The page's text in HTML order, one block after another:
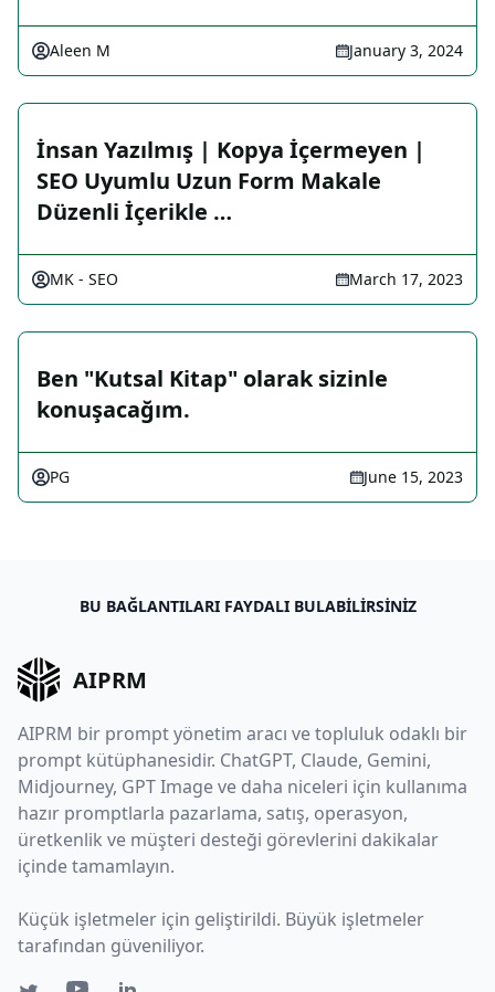
Aleen M January 3, 2024
İnsan Yazılmış | Kopya İçermeyen |
SEO Uyumlu Uzun Form Makale
Düzenli İçerikle …
MK - SEO March 17, 2023
Ben "Kutsal Kitap" olarak sizinle
konuşacağım.
PG June 15, 2023
BU BAĞLANTILARI FAYDALI BULABILIRSINIZ
AIPRM
AIPRM bir prompt yönetim aracı ve topluluk odaklı bir
prompt kütüphanesidir. ChatGPT, Claude, Gemini,
Midjourney, GPT Image ve daha niceleri için kullanıma
hazır promptlarla pazarlama, satış, operasyon,
üretkenlik ve müşteri desteği görevlerini dakikalar
içinde tamamlayın.
Küçük işletmeler için geliştirildi. Büyük işletmeler
tarafından güveniliyor.